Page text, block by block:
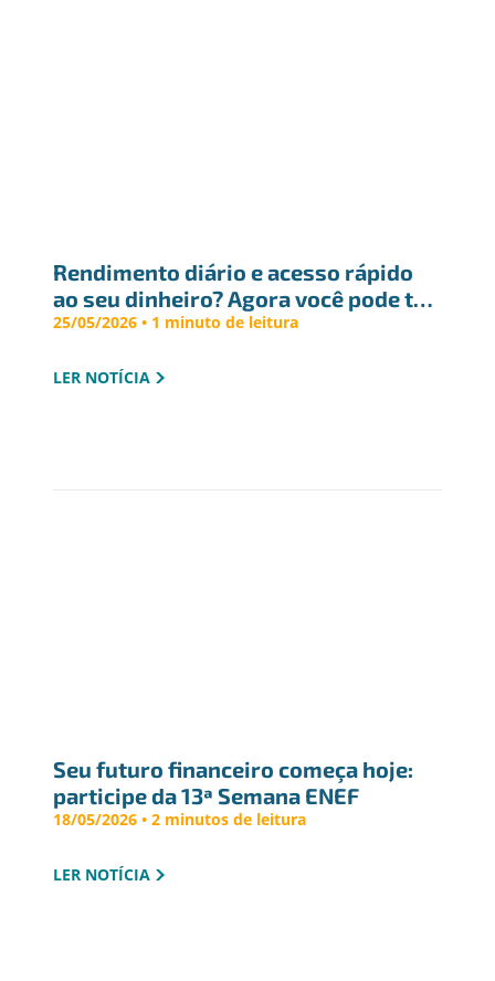
Rendimento diário e acesso rápido
ao seu dinheiro? Agora você pode ter
os dois
25/05/2026 • 1 minuto de leitura
LER NOTÍCIA
Seu futuro financeiro começa hoje:
participe da 13ª Semana ENEF
18/05/2026 • 2 minutos de leitura
LER NOTÍCIA